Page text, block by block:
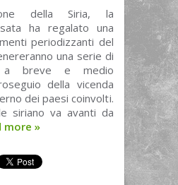
della Siria, la
ha regalato una
periodizzanti del
una serie di
a breve e medio
della vicenda
dei paesi coinvolti.
siriano va avanti da
more »